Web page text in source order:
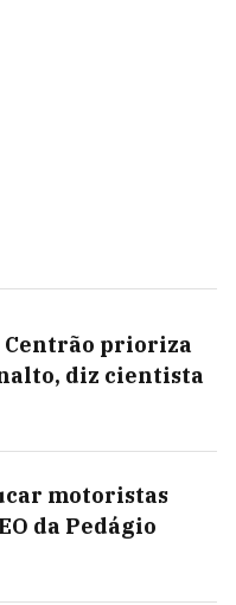
Centrão prioriza
diz cientista
motoristas
da Pedágio